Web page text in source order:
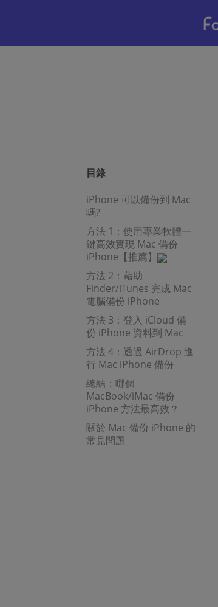
目錄
iPhone 可以備份到 Mac
嗎?
方法 1：使用專業軟體一
鍵高效實現 Mac 備份
iPhone【推薦】
方法 2：藉助
Finder/iTunes 完成 Mac
電腦備份 iPhone
方法 3：登入 iCloud 備
份 iPhone 資料到 Mac
方法 4：透過 AirDrop 進
行 Mac iPhone 備份
總結：哪個
MacBook/iMac 備份
iPhone 方法最高效？
關於 Mac 備份 iPhone 的
常見問題